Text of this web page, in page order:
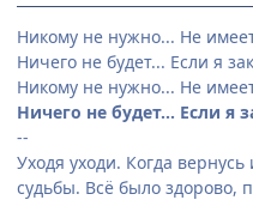
Никому не нужно... Не
Ничего не будет... Если я
Никому не нужно... Не
Ничего не будет... Если я
--
Уходя уходи. Когда
судьбы. Всё было здорово,